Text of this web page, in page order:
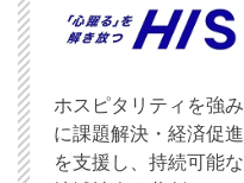
ホスピタリティを強み
に課題解決・経済促進
を支援し、持続可能な